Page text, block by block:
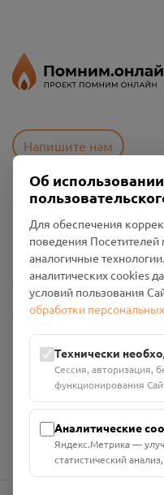
Напишите нам
Политика
Промо-материалы
Настройки cookies
Общество с ограниченной
Проект Помним»
ИНН: 6700029207 ОГРН:
Юридический адрес:
Руднянский, г. Рудня,
Номер счёта:
Об
Для обеспечения
поведения
аналогичные
аналитических cookies
условий пользования
обработки
Технически
Сессия, авторизация,
функционирования
Аналитические
Яндекс.Метрика —
статистический